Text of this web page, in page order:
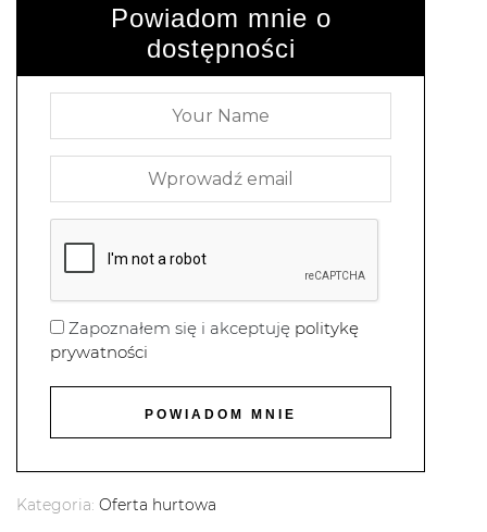
Powiadom mnie o
dostępności
Zapoznałem się i akceptuję politykę
prywatności
Kategoria: Oferta hurtowa